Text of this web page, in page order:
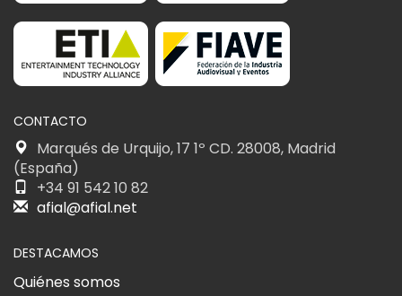
CONTACTO
Marqués de Urquijo, 17 1º CD. 28008, Madrid
(España)
+34 91 542 10 82
afial@afial.net
DESTACAMOS
Quiénes somos